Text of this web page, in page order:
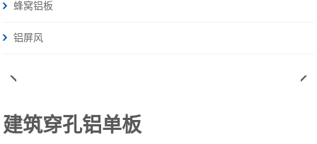
蜂窝铝板
铝屏风
建筑穿孔铝单板